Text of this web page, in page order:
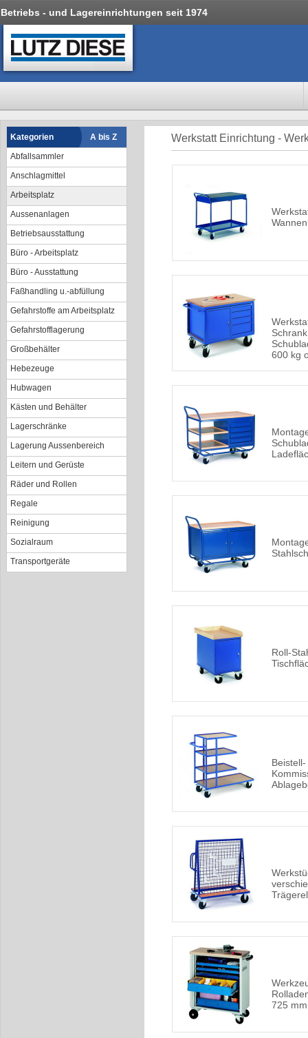
Betriebs - und Lagereinrichtungen seit 1974
Kategorien
A bis Z
Abfallsammler
Anschlagmittel
Arbeitsplatz
Aussenanlagen
Betriebsausstattung
Büro - Arbeitsplatz
Büro - Ausstattung
Faßhandling u.-abfüllung
Gefahrstoffe am Arbeitsplatz
Gefahrstofflagerung
Großbehälter
Hebezeuge
Hubwagen
Kästen und Behälter
Lagerschränke
Lagerung Aussenbereich
Leitern und Gerüste
Räder und Rollen
Regale
Reinigung
Sozialraum
Transportgeräte
Werkstatt Einrichtung -
600 kg
Roll-
725 mm